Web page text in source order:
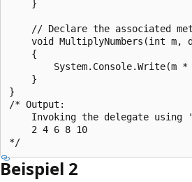
    }
// Declare the associated
void MultiplyNumbers(int m,
    {
System.Console.Write(m *
    }
}
/* Output:
Invoking the delegate using
    2 4 6 8 10
Beispiel 2